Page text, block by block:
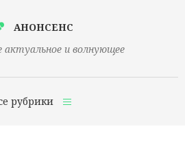
АНОНСЕНС
актуальное и волнующее
рубрики